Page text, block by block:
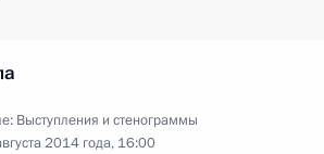
Выступления и стенограммы
2014 года, 16:00